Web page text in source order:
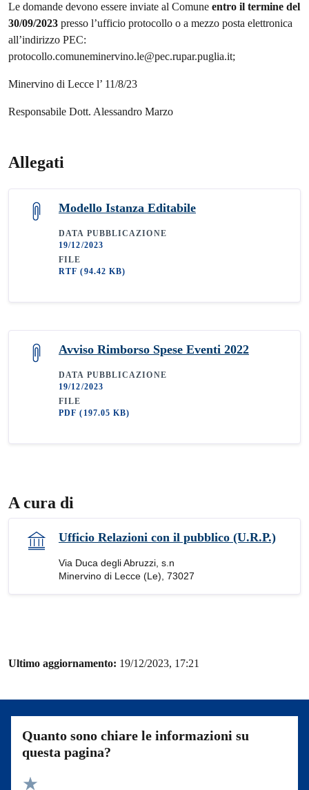
Le domande devono essere inviate al Comune entro il termine del
30/09/2023 presso l’ufficio protocollo o a mezzo posta elettronica
all’indirizzo PEC:
protocollo.comuneminervino.le@pec.rupar.puglia.it;
Minervino di Lecce l’ 11/8/23
Responsabile Dott. Alessandro Marzo
Allegati
Modello Istanza Editabile
DATA PUBBLICAZIONE
19/12/2023
FILE
RTF(94.42 KB)
Avviso Rimborso Spese Eventi 2022
DATA PUBBLICAZIONE
19/12/2023
FILE
PDF(197.05 KB)
A cura di
Ufficio Relazioni con il pubblico (U.R.P.)
Via Duca degli Abruzzi, s.n
Minervino di Lecce (Le), 73027
Ultimo aggiornamento: 19/12/2023, 17:21
Quanto sono chiare le informazioni su
questa pagina?